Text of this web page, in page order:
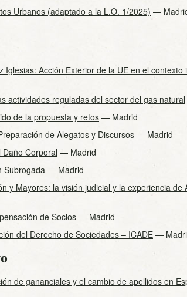
Urbanos (adaptado a la L.O. 1/2025) —
Iglesias: Acción Exterior de la UE en el contexto
actividades reguladas del sector del gas natural
de la propuesta y retos— Madrid
de Alegatos y Discursos — Madrid
Corporal — Madrid
Subrogada — Madrid
y Mayores: la visión judicial y la experiencia de
de Socios — Madrid
del Derecho de Sociedades – ICADE—
de gananciales y el cambio de apellidos en